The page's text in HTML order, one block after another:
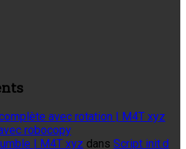
avec rotation | M4T xyz
robocopy
| M4T xyz dans Script init.d